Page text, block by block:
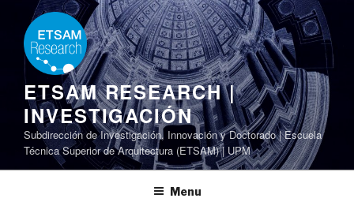
content
ETSAM RESEARCH |
INVESTIGACIÓN
Subdirección de Investigación, Innovación y Doctorado | Escuela
Técnica Superior de Arquitectura (ETSAM) | UPM
Menu